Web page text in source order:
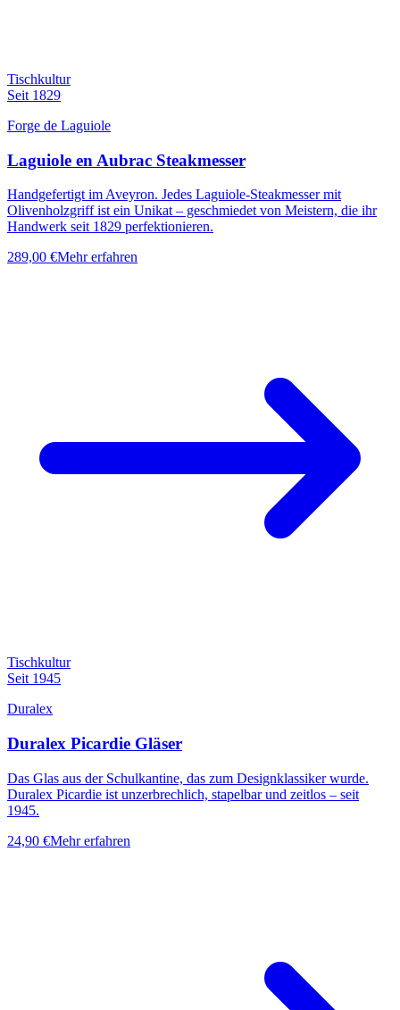
Tischkultur
Seit 1829
Forge de Laguiole
Laguiole en Aubrac Steakmesser
Handgefertigt im Aveyron. Jedes Laguiole-Steakmesser mit
Olivenholzgriff ist ein Unikat – geschmiedet von Meistern, die ihr
Handwerk seit 1829 perfektionieren.
289,00 €Mehr erfahren
Tischkultur
Seit 1945
Duralex
Duralex Picardie Gläser
Das Glas aus der Schulkantine, das zum Designklassiker wurde.
Duralex Picardie ist unzerbrechlich, stapelbar und zeitlos – seit
1945.
24,90 €Mehr erfahren